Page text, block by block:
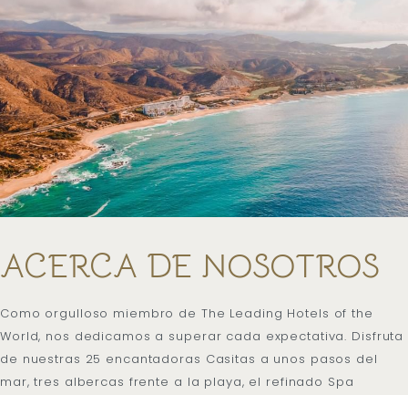
ACERCA DE NOSOTROS
Como orgulloso miembro de The Leading Hotels of the
World, nos dedicamos a superar cada expectativa. Disfruta
de nuestras 25 encantadoras Casitas a unos pasos del
mar, tres albercas frente a la playa, el refinado Spa